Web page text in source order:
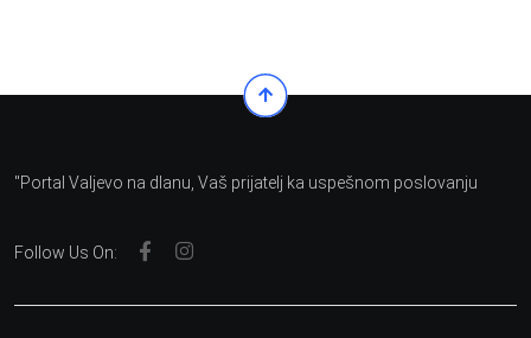
"Portal Valjevo na dlanu, Vaš prijatelj ka uspešnom poslovanju
Follow Us On: